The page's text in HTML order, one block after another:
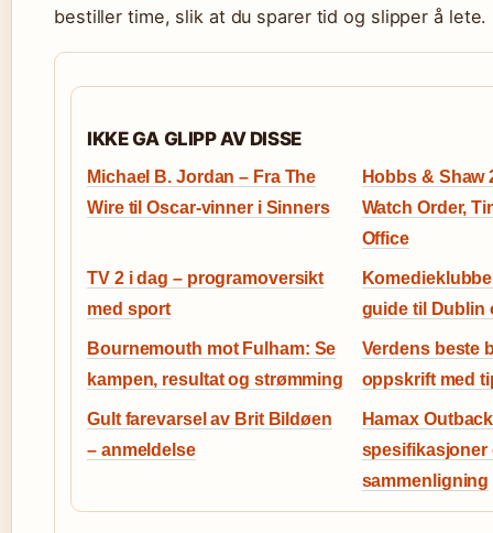
bestiller time, slik at du sparer tid og slipper å lete.
IKKE GA GLIPP AV DISSE
Michael B. Jordan – Fra The
Wire til Oscar-vinner i Sinners
Hobbs & Shaw
Watch Order,
Office
TV 2 i dag – programoversikt
med sport
guide til Dublin
Bournemouth mot Fulham: Se
kampen, resultat og strømming
Verdens beste
oppskrift med
Gult farevarsel av Brit Bildøen
– anmeldelse
Hamax
spesifikasjoner
sammenligning